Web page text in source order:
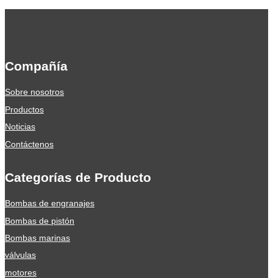
Compañía
Sobre nosotros
Productos
Noticias
Contáctenos
Categorías de Producto
Bombas de engranajes
Bombas de pistón
Bombas marinas
válvulas
motores